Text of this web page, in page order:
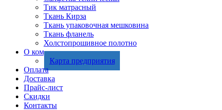
Тик матрасный
Ткань Кирза
Ткань упаковочная мешковина
Ткань фланель
Холстопрошивное полотно
О компании
Карта предприятия
Оплата
Доставка
Прайс-лист
Скидки
Контакты